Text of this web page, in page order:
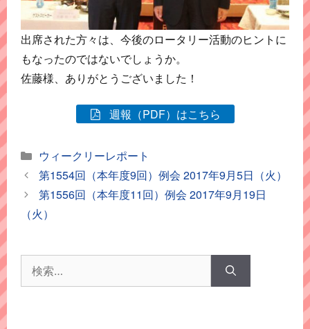
出席された方々は、今後のロータリー活動のヒントに
もなったのではないでしょうか。
佐藤様、ありがとうございました！
週報（PDF）はこちら
カ
テ
ゴ
リ
ー
ウィークリーレポート
第1554回（本年度9回）例会 2017年9月5日（火）
第1556回（本年度11回）例会 2017年9月19日
（火）
索: